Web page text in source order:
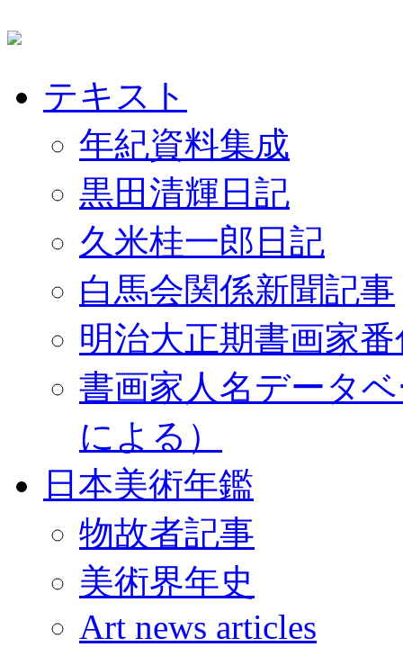
テキスト
年紀資料集成
黒田清輝日記
久米桂一郎日記
白馬会関係新聞記事
明治大正期書画家
書画家人名データ
による）
日本美術年鑑
物故者記事
美術界年史
Art news articles